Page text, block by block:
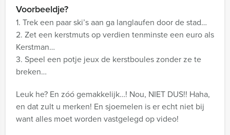
Voorbeeldje?
1. Trek een paar ski’s aan ga langlaufen door de stad…
2. Zet een kerstmuts op verdien tenminste een euro als
Kerstman…
3. Speel een potje jeux de kerstboules zonder ze te
breken…
Leuk he? En zóó gemakkelijk…! Nou, NIET DUS!! Haha,
en dat zult u merken! En sjoemelen is er echt niet bij
want alles moet worden vastgelegd op video!